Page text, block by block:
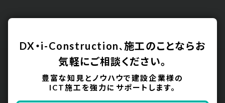
DX・i-Construction、 施工のことならお
気軽にご相談ください。
豊富な知見とノウハウで建設企業様の
ICT施工を強力にサポートします。